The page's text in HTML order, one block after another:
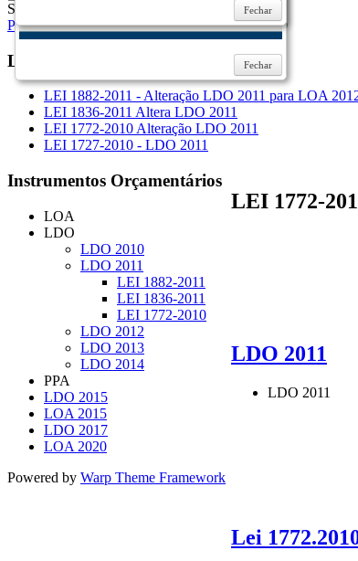
Sexta, 07 Agosto 2026
Página PrincipalLDOLDO 2011LEI 1772-2010
LDO
LEI 1882-2011 - Alteração LDO 2011 para LOA
LEI 1836-2011 Altera LDO 2011
LEI 1772-2010 Alteração LDO 2011
LEI 1727-2010 - LDO 2011
LEI 1772-
LDO 2011
LDO 2011
Lei
Instrumentos Orçamentários
LOA
LDO
LDO 2010
LDO 2011
LEI 1882-2011
LEI 1836-2011
LEI 1772-2010
LDO 2012
LDO 2013
LDO 2014
PPA
LDO 2015
LOA 2015
LDO 2017
LOA 2020
Powered by Warp Theme Framework
Fechar
Fechar